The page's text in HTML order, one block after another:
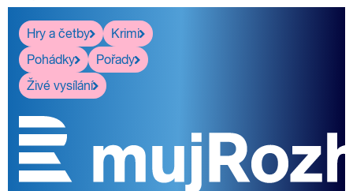
Hry a četby
Krimi
Pohádky
Pořady
Živé vysílání